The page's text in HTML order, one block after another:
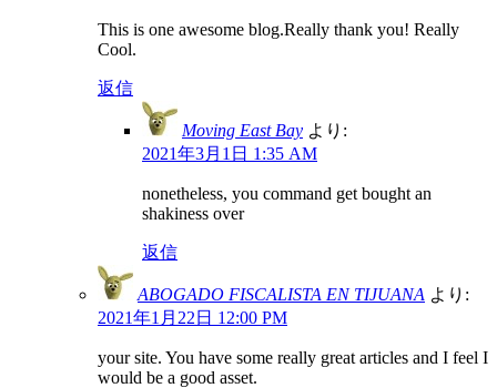
This is one awesome blog.Really thank you! Really
Cool.
返信
Moving East Bay より:
2021年3月1日 1:35 AM
nonetheless, you command get bought an
shakiness over
返信
ABOGADO FISCALISTA EN TIJUANA より:
2021年1月22日 12:00 PM
your site. You have some really great articles and I feel I
would be a good asset.